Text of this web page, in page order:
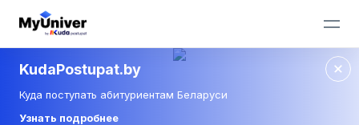
KudaPostupat.by
Куда поступать абитуриентам Беларуси
Узнать подробнее